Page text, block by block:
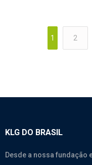
1 2
KLG DO BRASIL
Desde a nossa fundação